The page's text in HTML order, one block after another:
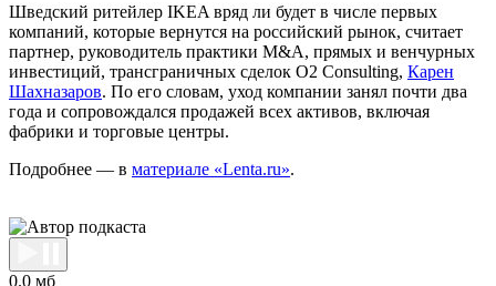
Шведский ритейлер IKEA вряд ли будет в числе первых
компаний, которые вернутся на российский рынок, считает
партнер, руководитель практики M&A, прямых и венчурных
инвестиций, трансграничных сделок O2 Consulting, Карен
Шахназаров. По его словам, уход компании занял почти два
года и сопровождался продажей всех активов, включая
фабрики и торговые центры.
Подробнее — в материале «Lenta.ru».
0.0 мб